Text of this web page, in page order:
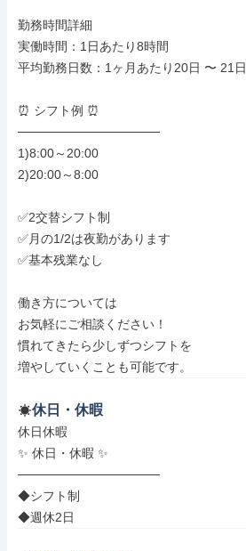
勤務時間詳細
実働時間：1日あたり8時間
平均勤務日数：1ヶ月あたり20日 〜 21日
⏰ シフト例 ⏰
────────────────
1)8:00～20:00
2)20:00～8:00
✅2交替シフト制
✅月の1/2は夜勤があります
✅基本残業なし
働き方については
お気軽にご相談ください！
慣れてきたら少しずつシフトを
増やしていくことも可能です。
休日・休暇
休日休暇
✨ 休日・休暇 ✨
────────────────
◆シフト制
◆週休2日